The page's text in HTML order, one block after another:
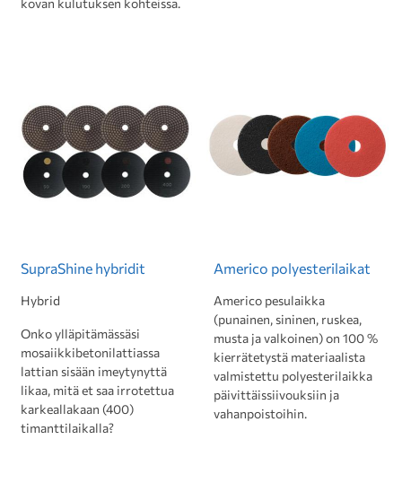
kovan kulutuksen kohteissa.
SupraShine hybridit
Hybrid
Onko ylläpitämässäsi
mosaiikkibetonilattiassa
lattian sisään imeytynyttä
likaa, mitä et saa irrotettua
karkeallakaan (400)
timanttilaikalla?
Americo polyesterilaikat
Americo pesulaikka
(punainen, sininen, ruskea,
musta ja valkoinen) on 100 %
kierrätetystä materiaalista
valmistettu polyesterilaikka
päivittäissiivouksiin ja
vahanpoistoihin.